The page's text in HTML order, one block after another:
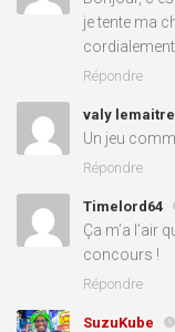
je tente ma
cordialement
Répondre
valy lemaitre
Un jeu
Répondre
Timelord64
Ça m’a l’air
concours !
Répondre
SuzuKube